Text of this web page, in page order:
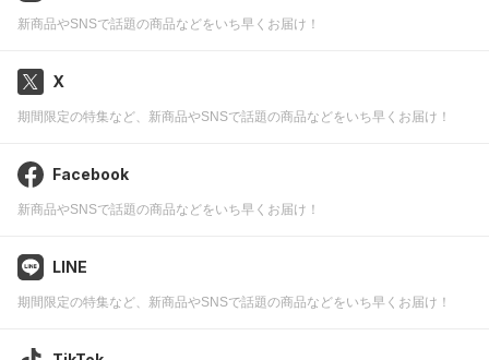
新商品やSNSで話題の商品などをいち早くお届け！
X
期間限定の特集など、新商品やSNSで話題の商品などをいち早くお届け！
Facebook
新商品やSNSで話題の商品などをいち早くお届け！
LINE
期間限定の特集など、新商品やSNSで話題の商品などをいち早くお届け！